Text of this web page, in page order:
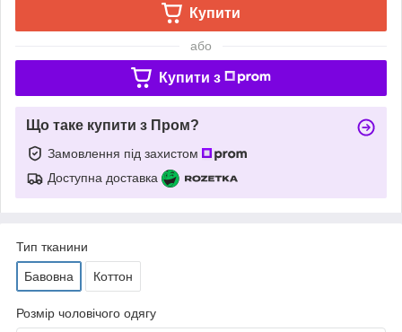
Купити
або
Купити з
Що таке купити з Пром?
Замовлення під захистом
Доступна доставка
Тип тканини
Бавовна Коттон
Розмір чоловічого одягу